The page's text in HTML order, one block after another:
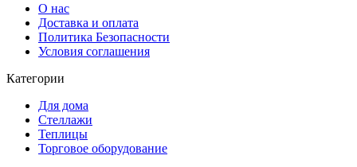
О нас
Доставка и оплата
Политика Безопасности
Условия соглашения
Категории
Для дома
Стеллажи
Теплицы
Торговое оборудование